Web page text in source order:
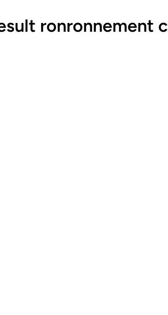
ronronnement